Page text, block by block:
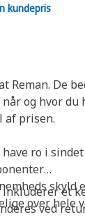
kundepris
Reman. De
og hvor du
af prisen.
have ro i
skyld
over hele
inkluderer et
ved